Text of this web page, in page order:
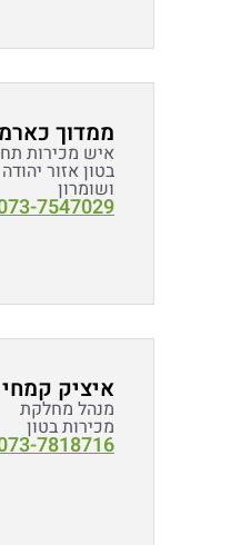
ממדוך כארמה
איש מכירות תחום
בטון אזור יהודה
ושומרון
073-7547029
איציק קמחי
מנהל מחלקת
מכירות בטון
073-7818716